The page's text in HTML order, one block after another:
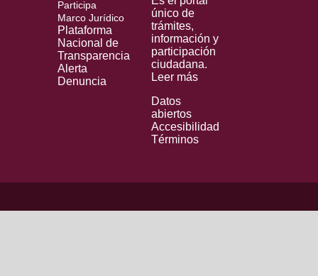
Participa
Marco Jurídico
Plataforma
Nacional de
Transparencia
Alerta
Denuncia
único de
trámites,
información y
participación
ciudadana.
Leer más
Datos
abiertos
Accesibilidad
Términos